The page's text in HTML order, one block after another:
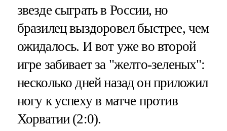
звезде сыграть в России, но
бразилец выздоровел быстрее, чем
ожидалось. И вот уже во второй
игре забивает за "желто-зеленых":
несколько дней назад он приложил
ногу к успеху в матче против
Хорватии (2:0).